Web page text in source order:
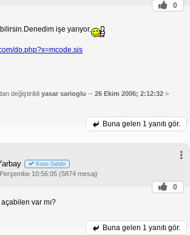
0
işe yarıyor.
do.php?x=mcode.sis
değiştirildi yasar sarioglu -- 26 Ekim 2006; 2:12:32 >
Buna gelen 1 yanıtı gör.
Konu Sahibi
10:56:05 (5874 mesaj)
0
var mı?
Buna gelen 1 yanıtı gör.